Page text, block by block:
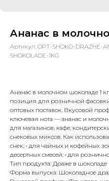
Ананас в
Артикул: OPT-SHOKO-DRAZHE-
SHOKOLADE-1KG
Ананас в молочном шоколаде 1
позиция для розничной
оптовых поставок. Вкусовой
ключевая нота — ананас и
для магазинов, кафе,
снековых миксов. Как
снек; • для чайных и кофейных
десертных смесей; • для
Тип продукта: Драже в шоколаде
Форма выпуска: Шоколадное